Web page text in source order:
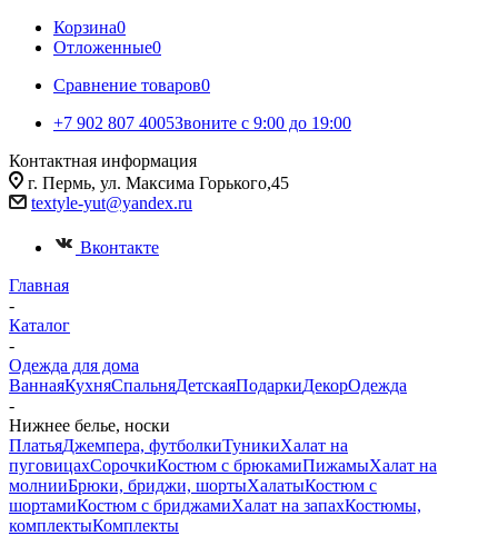
Корзина0
Отложенные0
Сравнение товаров0
+7 902 807 4005Звоните с 9:00 до 19:00
Контактная информация
г. Пермь, ул. Максима Горького,45
textyle-yut@yandex.ru
Вконтакте
Главная
-
Каталог
-
Одежда для дома
ВаннаяКухняСпальняДетскаяПодаркиДекорОдежда
-
Нижнее белье, носки
ПлатьяДжемпера, футболкиТуникиХалат на
пуговицахСорочкиКостюм с брюкамиПижамыХалат на
молнииБрюки, бриджи, шортыХалатыКостюм с
шортамиКостюм с бриджамиХалат на запахКостюмы,
комплектыКомплекты